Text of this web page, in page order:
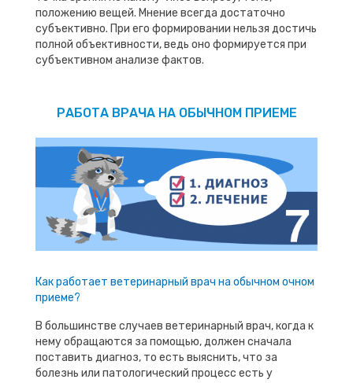
положению вещей. Мнение всегда достаточно
субъективно. При его формировании нельзя достичь
полной объективности, ведь оно формируется при
субъективном анализе фактов.
РАБОТА ВРАЧА НА ОБЫЧНОМ ПРИЕМЕ
Как работает ветеринарный врач на обычном очном
приеме?
В большинстве случаев ветеринарный врач, когда к
нему обращаются за помощью, должен сначала
поставить диагноз, то есть выяснить, что за
болезнь или патологический процесс есть у